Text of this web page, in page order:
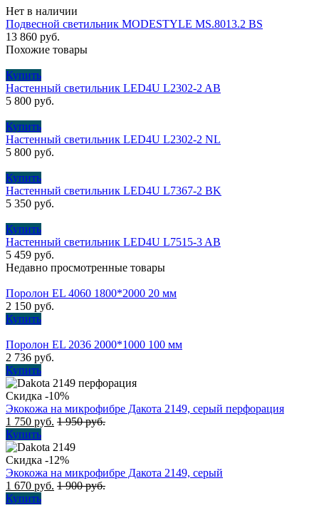
Нет в наличии
Подвесной светильник MODESTYLE MS.8013.2 BS
13 860 руб.
Похожие товары
Купить
Настенный светильник LED4U L2302-2 AB
5 800 руб.
Купить
Настенный светильник LED4U L2302-2 NL
5 800 руб.
Купить
Настенный светильник LED4U L7367-2 BK
5 350 руб.
Купить
Настенный светильник LED4U L7515-3 AB
5 459 руб.
Недавно просмотренные товары
Поролон EL 4060 1800*2000 20 мм
2 150 руб.
Купить
Поролон EL 2036 2000*1000 100 мм
2 736 руб.
Купить
Скидка -10%
Экокожа на микрофибре Дакота 2149, серый перфорация
1 750 руб. 1 950руб.
Купить
Скидка -12%
Экокожа на микрофибре Дакота 2149, серый
1 670 руб. 1 900руб.
Купить